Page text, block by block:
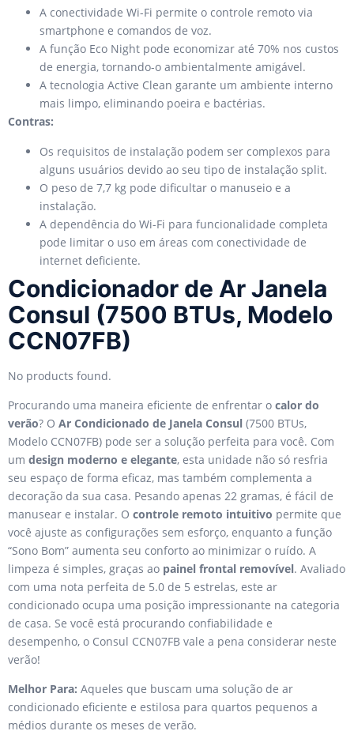
A conectividade Wi-Fi permite o controle remoto via
smartphone e comandos de voz.
A função Eco Night pode economizar até 70% nos custos
de energia, tornando-o ambientalmente amigável.
A tecnologia Active Clean garante um ambiente interno
mais limpo, eliminando poeira e bactérias.
Contras:
Os requisitos de instalação podem ser complexos para
alguns usuários devido ao seu tipo de instalação split.
O peso de 7,7 kg pode dificultar o manuseio e a
instalação.
A dependência do Wi-Fi para funcionalidade completa
pode limitar o uso em áreas com conectividade de
internet deficiente.
Condicionador de Ar Janela
Consul (7500 BTUs, Modelo
CCN07FB)
No products found.
Procurando uma maneira eficiente de enfrentar o calor do
verão? O Ar Condicionado de Janela Consul (7500 BTUs,
Modelo CCN07FB) pode ser a solução perfeita para você. Com
um design moderno e elegante, esta unidade não só resfria
seu espaço de forma eficaz, mas também complementa a
decoração da sua casa. Pesando apenas 22 gramas, é fácil de
manusear e instalar. O controle remoto intuitivo permite que
você ajuste as configurações sem esforço, enquanto a função
“Sono Bom” aumenta seu conforto ao minimizar o ruído. A
limpeza é simples, graças ao painel frontal removível. Avaliado
com uma nota perfeita de 5.0 de 5 estrelas, este ar
condicionado ocupa uma posição impressionante na categoria
de casa. Se você está procurando confiabilidade e
desempenho, o Consul CCN07FB vale a pena considerar neste
verão!
Melhor Para: Aqueles que buscam uma solução de ar
condicionado eficiente e estilosa para quartos pequenos a
médios durante os meses de verão.